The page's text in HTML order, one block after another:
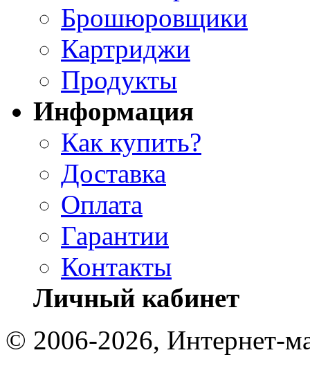
Брошюровщики
Картриджи
Продукты
Информация
Как купить?
Доставка
Оплата
Гарантии
Контакты
Личный кабинет
© 2006-2026, Интернет-